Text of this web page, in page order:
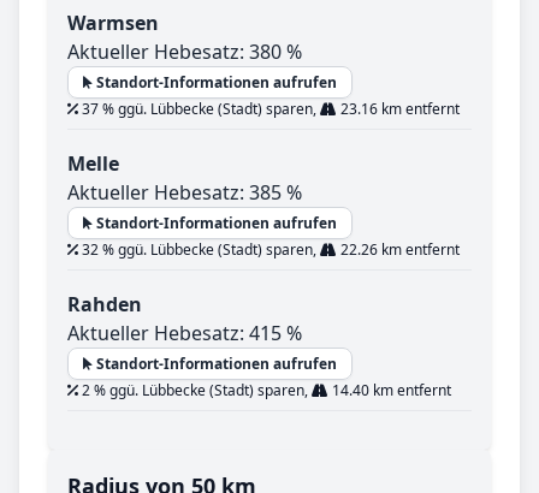
Warmsen
Aktueller Hebesatz: 380 %
Standort-Informationen aufrufen
37 % ggü. Lübbecke (Stadt) sparen,
23.16 km entfernt
Melle
Aktueller Hebesatz: 385 %
Standort-Informationen aufrufen
32 % ggü. Lübbecke (Stadt) sparen,
22.26 km entfernt
Rahden
Aktueller Hebesatz: 415 %
Standort-Informationen aufrufen
2 % ggü. Lübbecke (Stadt) sparen,
14.40 km entfernt
Radius von 50 km